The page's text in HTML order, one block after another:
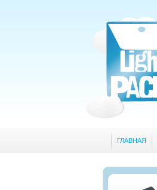
ГЛАВНАЯ